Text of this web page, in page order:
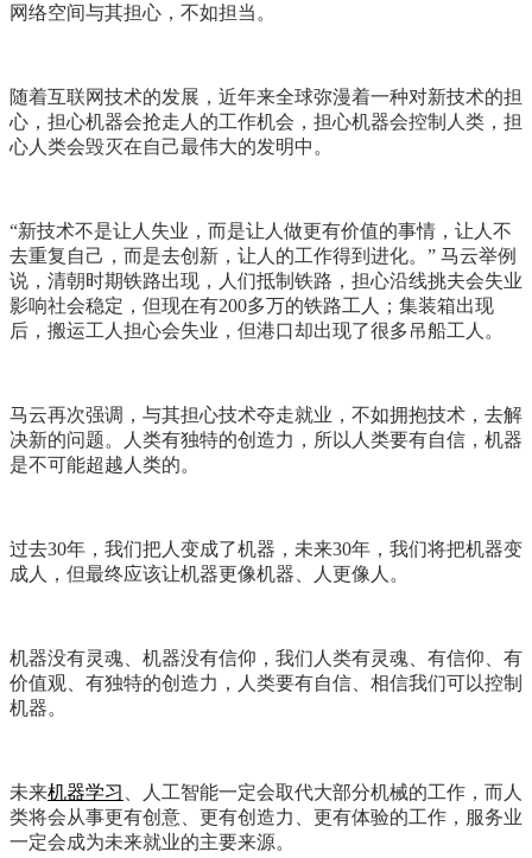
网络空间与其担心，不如担当。
随着互联网技术的发展，近年来全球弥漫着一种对新技术的担
心，担心机器会抢走人的工作机会，担心机器会控制人类，担
心人类会毁灭在自己最伟大的发明中。
“新技术不是让人失业，而是让人做更有价值的事情，让人不
去重复自己，而是去创新，让人的工作得到进化。” 马云举例
说，清朝时期铁路出现，人们抵制铁路，担心沿线挑夫会失业
影响社会稳定，但现在有200多万的铁路工人；集装箱出现
后，搬运工人担心会失业，但港口却出现了很多吊船工人。
马云再次强调，与其担心技术夺走就业，不如拥抱技术，去解
决新的问题。人类有独特的创造力，所以人类要有自信，机器
是不可能超越人类的。
过去30年，我们把人变成了机器，未来30年，我们将把机器变
成人，但最终应该让机器更像机器、人更像人。
机器没有灵魂、机器没有信仰，我们人类有灵魂、有信仰、有
价值观、有独特的创造力，人类要有自信、相信我们可以控制
机器。
未来机器学习
、人工智能一定会取代大部分机械的工作，而人
类将会从事更有创意、更有创造力、更有体验的工作，服务业
一定会成为未来就业的主要来源。